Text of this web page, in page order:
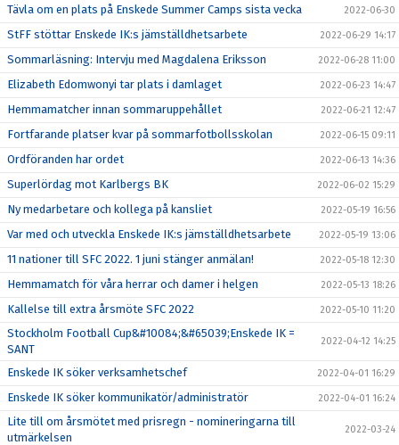
Tävla om en plats på Enskede Summer Camps sista vecka 2022-06-30
StFF stöttar Enskede IK:s jämställdhetsarbete 2022-06-29 14:17
Sommarläsning: Intervju med Magdalena Eriksson 2022-06-28 11:00
Elizabeth Edomwonyi tar plats i damlaget 2022-06-23 14:47
Hemmamatcher innan sommaruppehållet 2022-06-21 12:47
Fortfarande platser kvar på sommarfotbollsskolan 2022-06-15 09:11
Ordföranden har ordet 2022-06-13 14:36
Superlördag mot Karlbergs BK 2022-06-02 15:29
Ny medarbetare och kollega på kansliet 2022-05-19 16:56
Var med och utveckla Enskede IK:s jämställdhetsarbete 2022-05-19 13:06
11 nationer till SFC 2022. 1 juni stänger anmälan! 2022-05-18 12:30
Hemmamatch för våra herrar och damer i helgen 2022-05-13 18:26
Kallelse till extra årsmöte SFC 2022 2022-05-10 11:20
Stockholm Football Cup&#10084;&#65039;Enskede IK =
SANT
2022-04-12 14:25
Enskede IK söker verksamhetschef 2022-04-01 16:29
Enskede IK söker kommunikatör/administratör 2022-04-01 16:24
Lite till om årsmötet med prisregn - nomineringarna till
utmärkelsen
2022-03-24